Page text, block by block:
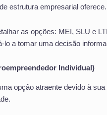
estrutura empresarial oferece.
as opções: MEI, SLU e
lo a tomar uma decisão
Individual)
opção atraente devido à sua